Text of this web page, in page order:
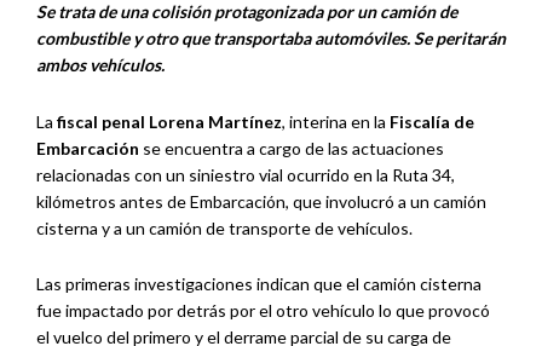
Se trata de una colisión protagonizada por un camión de
combustible y otro que transportaba automóviles. Se peritarán
ambos vehículos.
La fiscal penal Lorena Martínez, interina en la Fiscalía de
Embarcación se encuentra a cargo de las actuaciones
relacionadas con un siniestro vial ocurrido en la Ruta 34,
kilómetros antes de Embarcación, que involucró a un camión
cisterna y a un camión de transporte de vehículos.
Las primeras investigaciones indican que el camión cisterna
fue impactado por detrás por el otro vehículo lo que provocó
el vuelco del primero y el derrame parcial de su carga de